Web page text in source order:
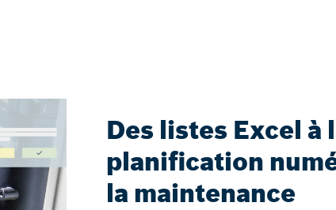
Des listes Excel à
planification
la maintenance